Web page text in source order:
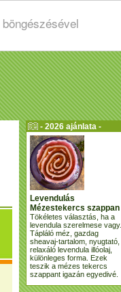
- 2026 ajánlata -
Levendulás
Mézestekercs szappan
Tökéletes választás, ha a
levendula szerelmese vagy.
Tápláló méz, gazdag
sheavaj-tartalom, nyugtató,
relaxáló levendula illóolaj,
különleges forma. Ezek
teszik a mézes tekercs
szappant igazán egyedivé.